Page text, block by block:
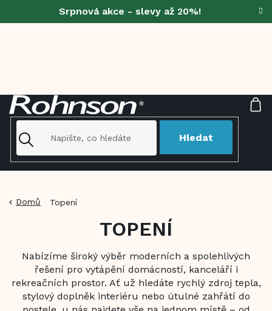
Srpnová akce - slevy až 20%!
Hledat
Domů Topení
TOPENÍ
Nabízíme široký výběr moderních a spolehlivých
řešení pro vytápění domácností, kanceláří i
rekreačních prostor. Ať už hledáte rychlý zdroj tepla,
stylový doplněk interiéru nebo útulné zahřátí do